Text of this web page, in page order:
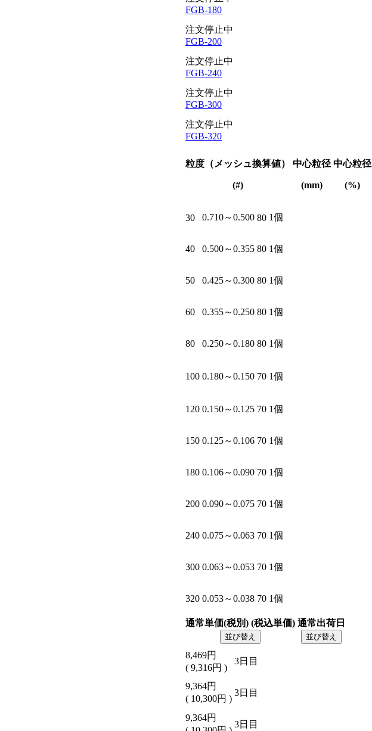
FGB-180
注文停止中
FGB-200
注文停止中
FGB-240
注文停止中
FGB-300
注文停止中
FGB-320
粒度（メッシュ換算値）
(#)
中心粒径
(mm)
中心粒径
(%)
30 0.710～0.500 80 1個
40 0.500～0.355 80 1個
50 0.425～0.300 80 1個
60 0.355～0.250 80 1個
80 0.250～0.180 80 1個
100 0.180～0.150 70 1個
120 0.150～0.125 70 1個
150 0.125～0.106 70 1個
180 0.106～0.090 70 1個
200 0.090～0.075 70 1個
240 0.075～0.063 70 1個
300 0.063～0.053 70 1個
320 0.053～0.038 70 1個
通常単価(税別) (税込単価)
並び替え
通常出荷日
並び替え
8,469円
( 9,316円 )
3日目
9,364円
( 10,300円 )
3日目
9,364円
3日目